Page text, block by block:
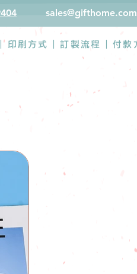
| 印刷方式 |訂製流程 付款